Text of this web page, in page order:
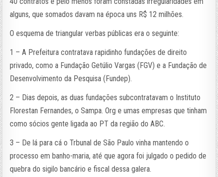
alguns, que somados davam na época uns R$ 12 milhões.
O esquema de triangular verbas públicas era o seguinte:
1 – A Prefeitura contratava rapidinho fundações de direito
privado, como a Fundação Getúlio Vargas (FGV) e a Fundação de
Desenvolvimento da Pesquisa (Fundep).
2 – Dias depois, as duas fundações subcontratavam o Instituto
Florestan Fernandes, o Sampa. Org e umas empresas que tinham
como sócios gente ligada ao PT da região do ABC.
3 – De lá para cá o Trbunal de São Paulo vinha mantendo o
processo em banho-maria, até que agora foi julgado o pedido de
quebra do sigilo bancário e fiscal dessa galera.